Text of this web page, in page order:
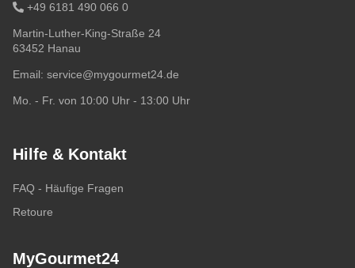
+49 6181 490 066 0
Martin-Luther-King-Straße 24
63452 Hanau
Email: service@mygourmet24.de
Mo. - Fr. von 10:00 Uhr - 13:00 Uhr
Hilfe & Kontakt
FAQ - Häufige Fragen
Retoure
MyGourmet24